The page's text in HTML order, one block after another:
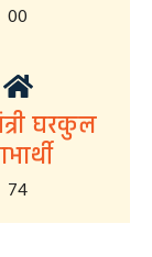
00
घरकुल
74